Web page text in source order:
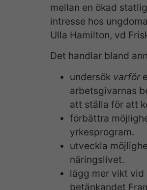
mellan en ökad
intresse hos
Ulla Hamilton, vd
Det handlar bland
undersök varför
arbetsgivarnas
att ställa för att
förbättra
yrkesprogram.
utveckla
näringslivet.
lägg mer vikt vid
betänkandet